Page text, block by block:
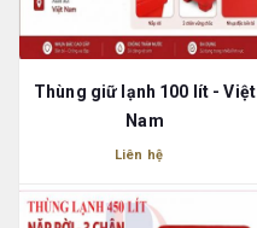
Thùng giữ lạnh 100 lít - Việt
Nam
Liên hệ